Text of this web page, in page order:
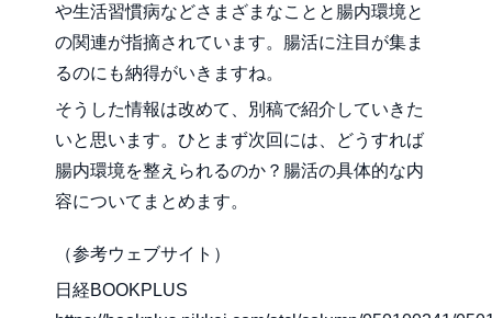
や生活習慣病などさまざまなことと腸内環境と
の関連が指摘されています。腸活に注目が集ま
るのにも納得がいきますね。
そうした情報は改めて、別稿で紹介していきた
いと思います。ひとまず次回には、どうすれば
腸内環境を整えられるのか？腸活の具体的な内
容についてまとめます。
（参考ウェブサイト）
日経BOOKPLUS